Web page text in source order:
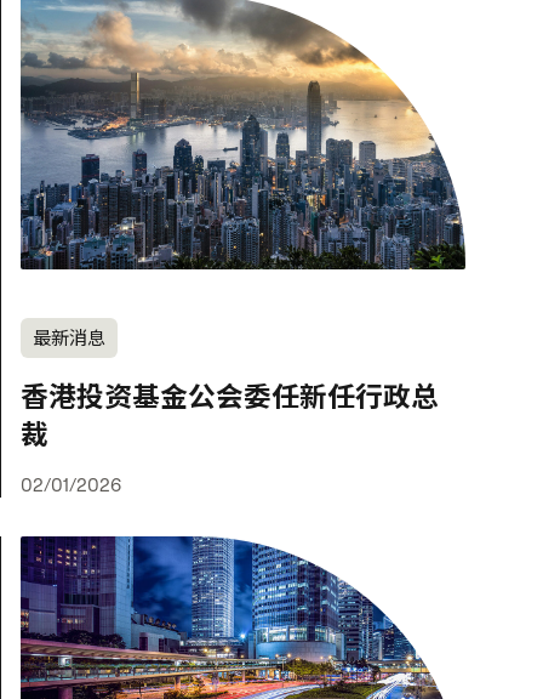
最新消息
香港投资基金公会委任新任行政总
裁
02/01/2026